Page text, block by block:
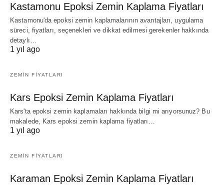
Kastamonu Epoksi Zemin Kaplama Fiyatları
Kastamonu'da epoksi zemin kaplamalarının avantajları, uygulama
süreci, fiyatları, seçenekleri ve dikkat edilmesi gerekenler hakkında
detaylı…
1 yıl ago
ZEMIN FIYATLARI
Kars Epoksi Zemin Kaplama Fiyatları
Kars'ta epoksi zemin kaplamaları hakkında bilgi mi arıyorsunuz? Bu
makalede, Kars epoksi zemin kaplama fiyatları…
1 yıl ago
ZEMIN FIYATLARI
Karaman Epoksi Zemin Kaplama Fiyatları